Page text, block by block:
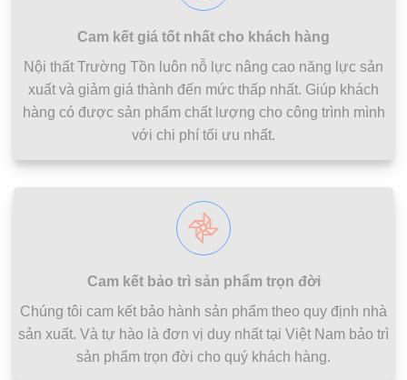
Cam kết giá tốt nhất cho khách hàng
Nội thất Trường Tồn luôn nỗ lực nâng cao năng lực sản
xuất và giảm giá thành đến mức thấp nhất. Giúp khách
hàng có được sản phẩm chất lượng cho công trình mình
với chi phí tối ưu nhất.
Cam kết bảo trì sản phẩm trọn đời
Chúng tôi cam kết bảo hành sản phẩm theo quy định nhà
sản xuất. Và tự hào là đơn vị duy nhất tại Việt Nam bảo trì
sản phẩm trọn đời cho quý khách hàng.